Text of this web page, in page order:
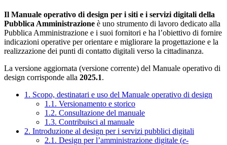
Il Manuale operativo di design per i siti e i servizi digitali della
Pubblica Amministrazione è uno strumento di lavoro dedicato alla
Pubblica Amministrazione e i suoi fornitori e ha l’obiettivo di fornire
indicazioni operative per orientare e migliorare la progettazione e la
realizzazione dei punti di contatto digitali verso la cittadinanza.
La versione aggiornata (versione corrente) del Manuale operativo di
design corrisponde alla 2025.1.
1. Scopo, destinatari e uso del Manuale operativo di design
1.1. Versionamento e storico
1.2. Consultazione del manuale
1.3. Contribuisci al manuale
2. Introduzione al design per i servizi pubblici digitali
2.1. Design per l’amministrazione digitale (e-